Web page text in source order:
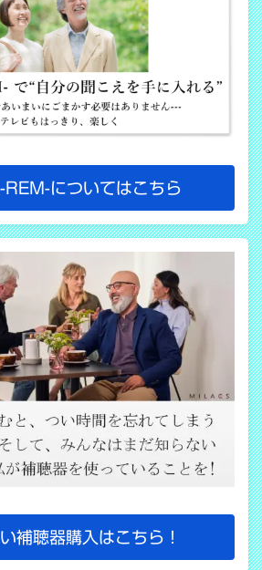
REM-についてはこちら
補聴器購入はこちら！